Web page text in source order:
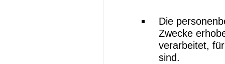
Die
Zwecke
verarbeitet,
sind.